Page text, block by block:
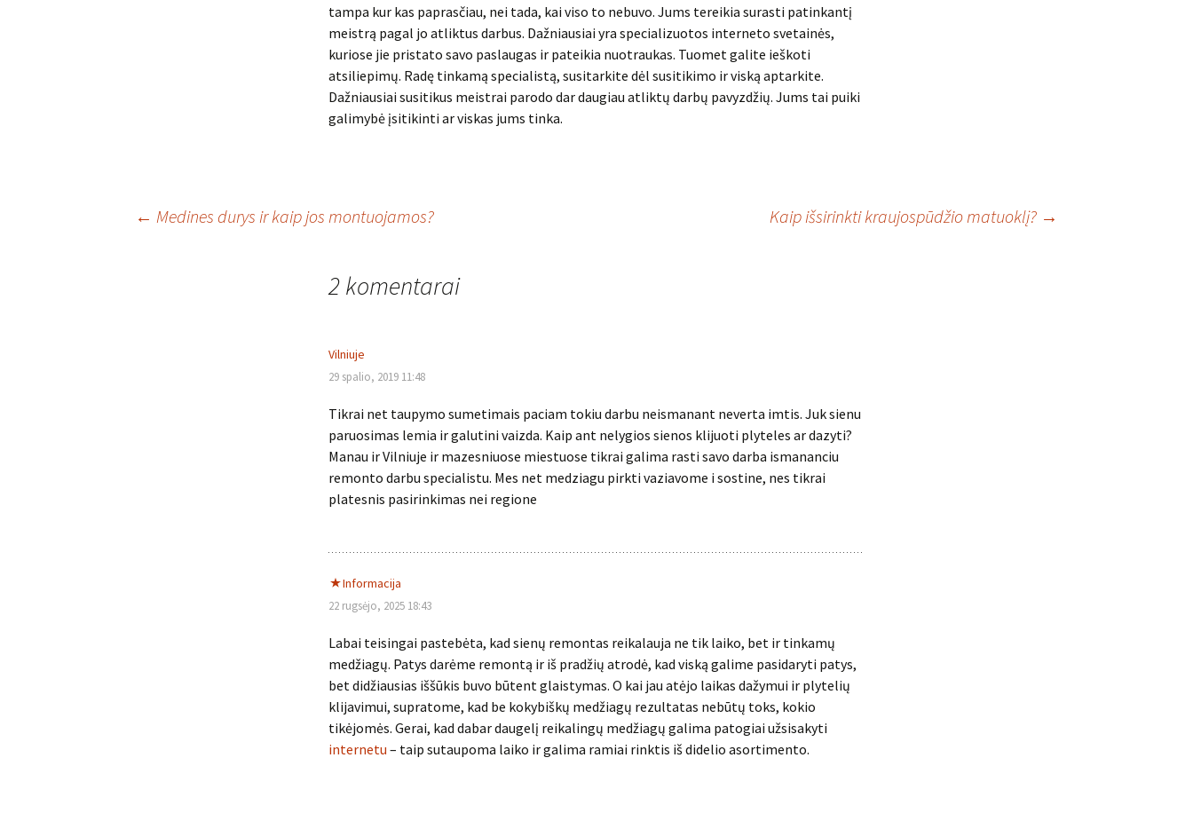
tampa kur kas paprasčiau, nei tada, kai viso to nebuvo. Jums tereikia surasti patinkantį
meistrą pagal jo atliktus darbus. Dažniausiai yra specializuotos interneto svetainės,
kuriose jie pristato savo paslaugas ir pateikia nuotraukas. Tuomet galite ieškoti
atsiliepimų. Radę tinkamą specialistą, susitarkite dėl susitikimo ir viską aptarkite.
Dažniausiai susitikus meistrai parodo dar daugiau atliktų darbų pavyzdžių. Jums tai puiki
galimybė įsitikinti ar viskas jums tinka.
← Medines durys ir kaip jos montuojamos? Kaip išsirinkti kraujospūdžio matuoklį? →
2 komentarai
Vilniuje
29 spalio, 2019 11:48
Tikrai net taupymo sumetimais paciam tokiu darbu neismanant neverta imtis. Juk sienu
paruosimas lemia ir galutini vaizda. Kaip ant nelygios sienos klijuoti plyteles ar dazyti?
Manau ir Vilniuje ir mazesniuose miestuose tikrai galima rasti savo darba ismananciu
remonto darbu specialistu. Mes net medziagu pirkti vaziavome i sostine, nes tikrai
platesnis pasirinkimas nei regione
Informacija
22 rugsėjo, 2025 18:43
Labai teisingai pastebėta, kad sienų remontas reikalauja ne tik laiko, bet ir tinkamų
medžiagų. Patys darėme remontą ir iš pradžių atrodė, kad viską galime pasidaryti patys,
bet didžiausias iššūkis buvo būtent glaistymas. O kai jau atėjo laikas dažymui ir plytelių
klijavimui, supratome, kad be kokybiškų medžiagų rezultatas nebūtų toks, kokio
tikėjomės. Gerai, kad dabar daugelį reikalingų medžiagų galima patogiai užsisakyti
internetu – taip sutaupoma laiko ir galima ramiai rinktis iš didelio asortimento.